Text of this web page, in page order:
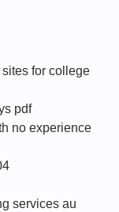
for college
pdf
no experience
services au